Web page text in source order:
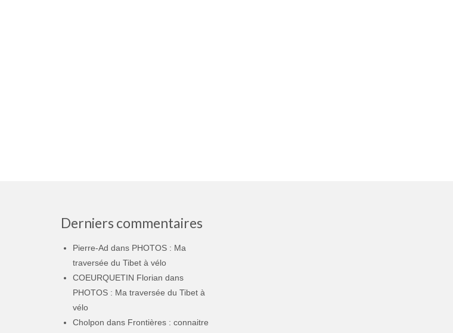
Derniers commentaires
Pierre-Ad dans PHOTOS : Ma
traversée du Tibet à vélo
COEURQUETIN Florian dans
PHOTOS : Ma traversée du Tibet à
vélo
Cholpon dans Frontières : connaitre